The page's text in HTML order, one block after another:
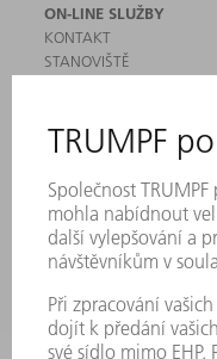
ON-LINE SLUŽBY
KONTAKT
STANOVIŠTĚ
MYTRUMPF
BEZPEČNOSTNÍ LISTY
PRODUKTY
STROJE & SYSTÉMY
LASER
VÝKONOVÁ ELEKTRONIKA
SMART FACTORY
SOFTWARE
SERVIS